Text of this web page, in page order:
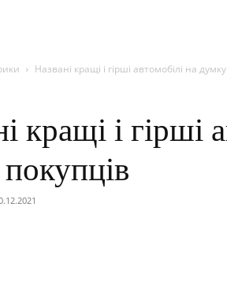
Названі кращі і гірші автомобілі на
кращі і гірші